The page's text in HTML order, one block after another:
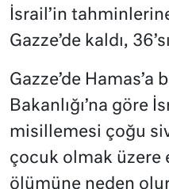
İsrail’in
Gazze’de kaldı,
Gazze’de Hamas’a
Bakanlığı’na göre
misillemesi çoğu
çocuk olmak üzere
ölümüne neden